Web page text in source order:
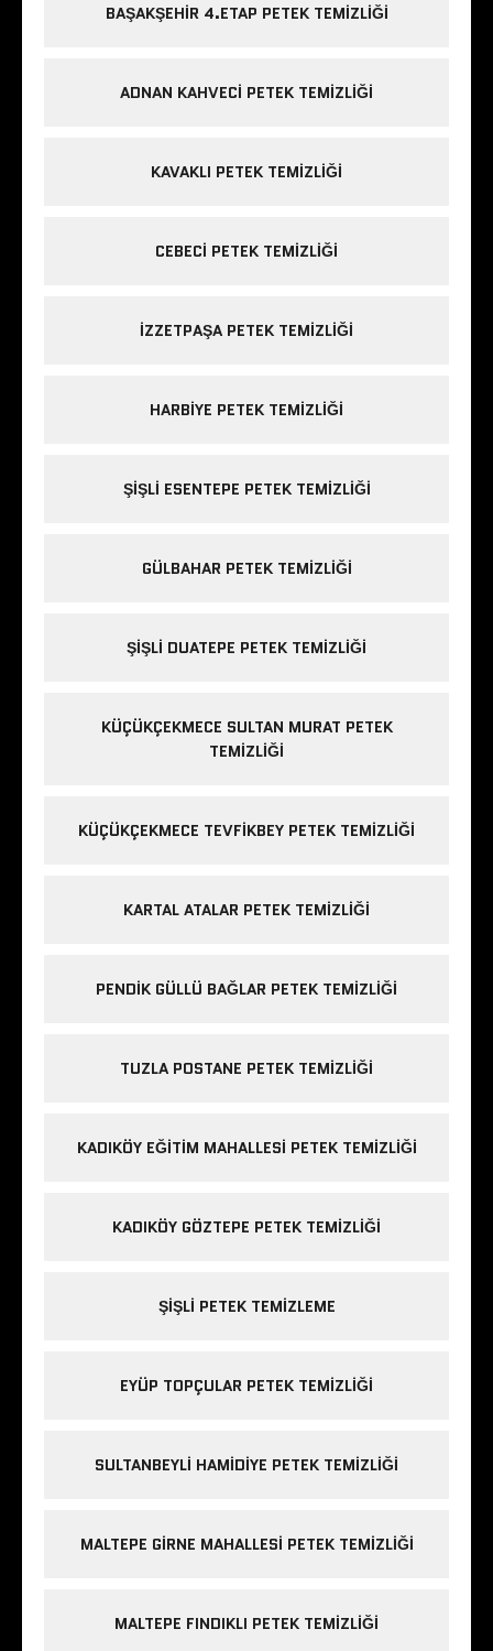
BAŞAKŞEHIR 4.ETAP PETEK TEMIZLIĞI
ADNAN KAHVECI PETEK TEMIZLIĞI
KAVAKLI PETEK TEMIZLIĞI
CEBECI PETEK TEMIZLIĞI
IZZETPAŞA PETEK TEMIZLIĞI
HARBIYE PETEK TEMIZLIĞI
ŞIŞLI ESENTEPE PETEK TEMIZLIĞI
GÜLBAHAR PETEK TEMIZLIĞI
ŞIŞLI DUATEPE PETEK TEMIZLIĞI
KÜÇÜKÇEKMECE SULTAN MURAT PETEK
TEMIZLIĞI
KÜÇÜKÇEKMECE TEVFIKBEY PETEK TEMIZLIĞI
KARTAL ATALAR PETEK TEMIZLIĞI
PENDIK GÜLLÜ BAĞLAR PETEK TEMIZLIĞI
TUZLA POSTANE PETEK TEMIZLIĞI
KADIKÖY EĞITIM MAHALLESI PETEK TEMIZLIĞI
KADIKÖY GÖZTEPE PETEK TEMIZLIĞI
ŞIŞLI PETEK TEMIZLEME
EYÜP TOPÇULAR PETEK TEMIZLIĞI
SULTANBEYLI HAMIDIYE PETEK TEMIZLIĞI
MALTEPE GIRNE MAHALLESI PETEK TEMIZLIĞI
MALTEPE FINDIKLI PETEK TEMIZLIĞI